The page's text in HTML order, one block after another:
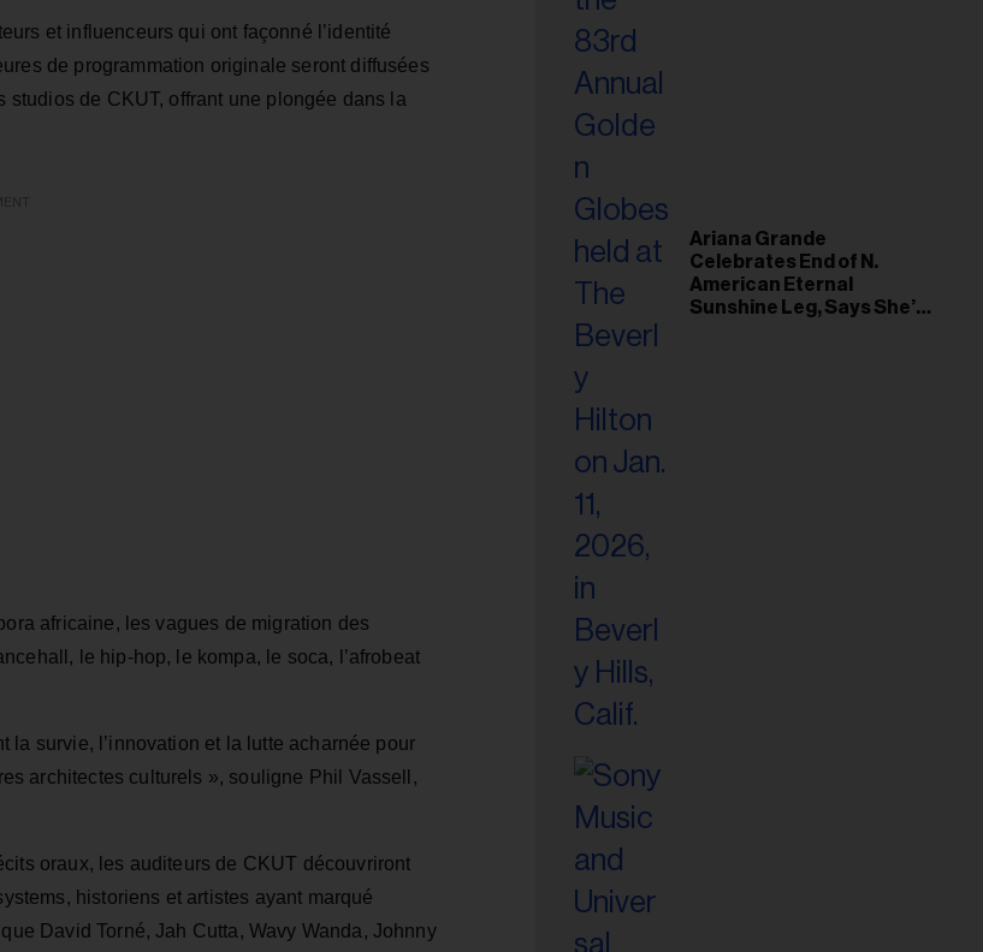
et influenceurs qui ont façonné l’identité
de programmation originale seront diffusées
de CKUT, offrant une plongée dans la
africaine, les vagues de migration des
le hip-hop, le kompa, le soca, l’afrobeat
la survie, l’innovation et la lutte acharnée pour
architectes culturels », souligne Phil Vassell,
oraux, les auditeurs de CKUT découvriront
historiens et artistes ayant marqué
David Torné, Jah Cutta, Wavy Wanda, Johnny
Ariana Grande
Celebrates End of N.
American Eternal
Sunshine Leg, Says She’s